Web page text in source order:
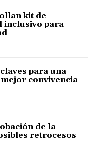
kit de
inclusivo para
para una
convivencia
de la
retrocesos